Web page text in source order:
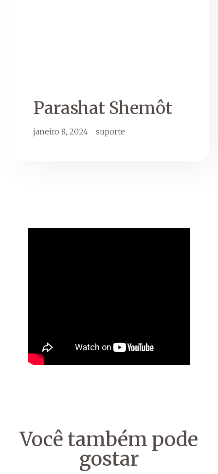
Parashat Shemôt
janeiro 8, 2024 suporte
Você também pode
gostar